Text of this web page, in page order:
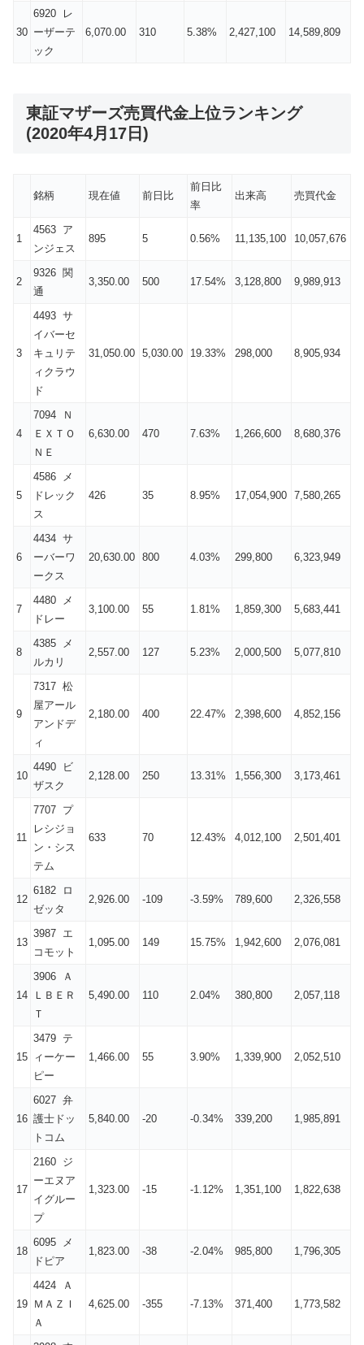
30
6920 レ
ーザーテ
ック
6,070.00 310 5.38% 2,427,100 14,589,809
東証マザーズ売買代金上位ランキング
(2020年4月17日)
銘柄 現在値 前日比
前日比
率
出来高 売買代金
1
4563 ア
ンジェス
895 5 0.56% 11,135,100 10,057,676
2
9326 関
通
3,350.00 500 17.54% 3,128,800 9,989,913
3
4493 サ
イバーセ
キュリテ
ィクラウ
ド
31,050.00 5,030.00 19.33% 298,000 8,905,934
4
7094 Ｎ
ＥＸＴＯ
ＮＥ
6,630.00 470 7.63% 1,266,600 8,680,376
5
4586 メ
ドレック
ス
426 35 8.95% 17,054,900 7,580,265
6
4434 サ
ーバーワ
ークス
20,630.00 800 4.03% 299,800 6,323,949
7
4480 メ
ドレー
3,100.00 55 1.81% 1,859,300 5,683,441
8
4385 メ
ルカリ
2,557.00 127 5.23% 2,000,500 5,077,810
9
7317 松
屋アール
アンドデ
ィ
2,180.00 400 22.47% 2,398,600 4,852,156
10
4490 ビ
ザスク
2,128.00 250 13.31% 1,556,300 3,173,461
11
7707 プ
レシジョ
ン・シス
テム
633 70 12.43% 4,012,100 2,501,401
12
6182 ロ
ゼッタ
2,926.00 -109 -3.59% 789,600 2,326,558
13
3987 エ
コモット
1,095.00 149 15.75% 1,942,600 2,076,081
14
3906 Ａ
ＬＢＥＲ
Ｔ
5,490.00 110 2.04% 380,800 2,057,118
15
3479 テ
ィーケー
ピー
1,466.00 55 3.90% 1,339,900 2,052,510
16
6027 弁
護士ドッ
トコム
5,840.00 -20 -0.34% 339,200 1,985,891
17
2160 ジ
ーエヌア
イグルー
プ
1,323.00 -15 -1.12% 1,351,100 1,822,638
18
6095 メ
ドピア
1,823.00 -38 -2.04% 985,800 1,796,305
19
4424 Ａ
ＭＡＺＩ
Ａ
4,625.00 -355 -7.13% 371,400 1,773,582